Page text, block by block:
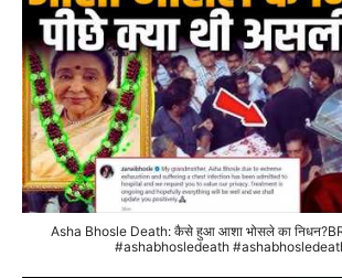
Asha Bhosle Death: कैसे हुआ आशा भोसले का
#ashabhosledeath